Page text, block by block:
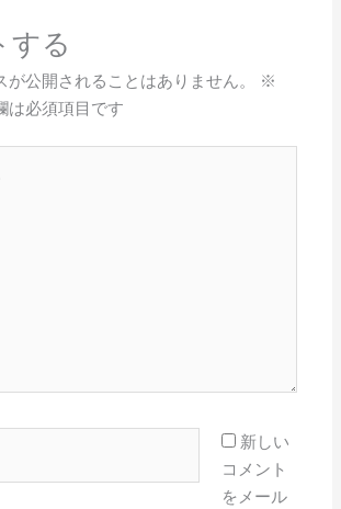
する
が公開されることはありません。
※
は必須項目です
新しい
コメント
をメール